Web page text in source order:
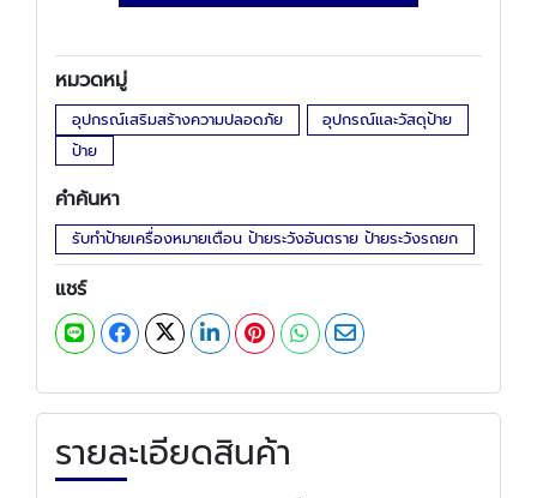
หมวดหมู่
อุปกรณ์เสริมสร้างความปลอดภัย
อุปกรณ์และวัสดุป้าย
ป้าย
คำค้นหา
รับทำป้ายเครื่องหมายเตือน ป้ายระวังอันตราย ป้ายระวังรถยก
แชร์
รายละเอียดสินค้า